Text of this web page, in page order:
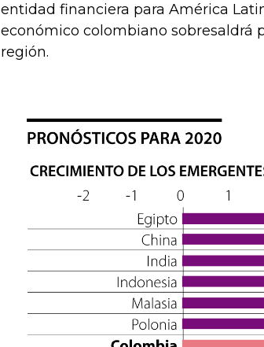
entidad financiera para América
económico colombiano sobresaldrá
región.